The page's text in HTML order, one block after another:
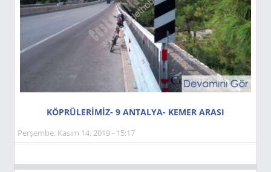
KÖPRÜLERİMİZ- 9 ANTALYA- KEMER ARASI
Perşembe, Kasım 14, 2019 - 15:17